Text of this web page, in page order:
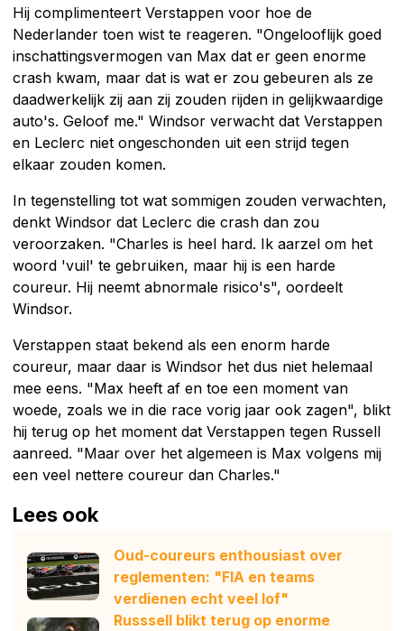
Hij complimenteert Verstappen voor hoe de
Nederlander toen wist te reageren. "Ongelooflijk goed
inschattingsvermogen van Max dat er geen enorme
crash kwam, maar dat is wat er zou gebeuren als ze
daadwerkelijk zij aan zij zouden rijden in gelijkwaardige
auto's. Geloof me." Windsor verwacht dat Verstappen
en Leclerc niet ongeschonden uit een strijd tegen
elkaar zouden komen.
In tegenstelling tot wat sommigen zouden verwachten,
denkt Windsor dat Leclerc die crash dan zou
veroorzaken. "Charles is heel hard. Ik aarzel om het
woord 'vuil' te gebruiken, maar hij is een harde
coureur. Hij neemt abnormale risico's", oordeelt
Windsor.
Verstappen staat bekend als een enorm harde
coureur, maar daar is Windsor het dus niet helemaal
mee eens. "Max heeft af en toe een moment van
woede, zoals we in die race vorig jaar ook zagen", blikt
hij terug op het moment dat Verstappen tegen Russell
aanreed. "Maar over het algemeen is Max volgens mij
een veel nettere coureur dan Charles."
Lees ook
Oud-coureurs enthousiast over
reglementen: "FIA en teams
verdienen echt veel lof"
Russsell blikt terug op enorme